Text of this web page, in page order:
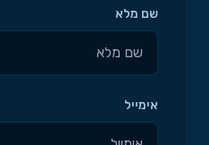
שם מלא
אימייל